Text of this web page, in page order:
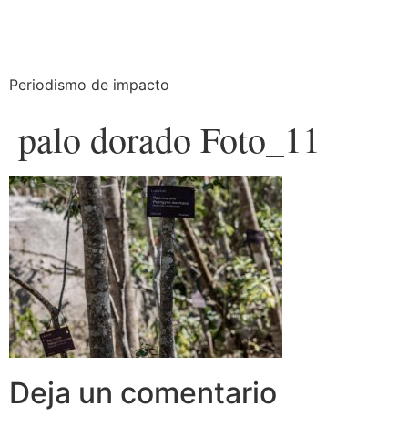
Periodismo de impacto
palo dorado Foto_11
Deja un comentario